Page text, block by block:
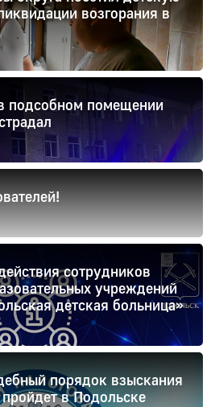
возгорания в
подсобном помещении
сотрудников
учреждений
детская больница»
порядок взыскания
в Подольске